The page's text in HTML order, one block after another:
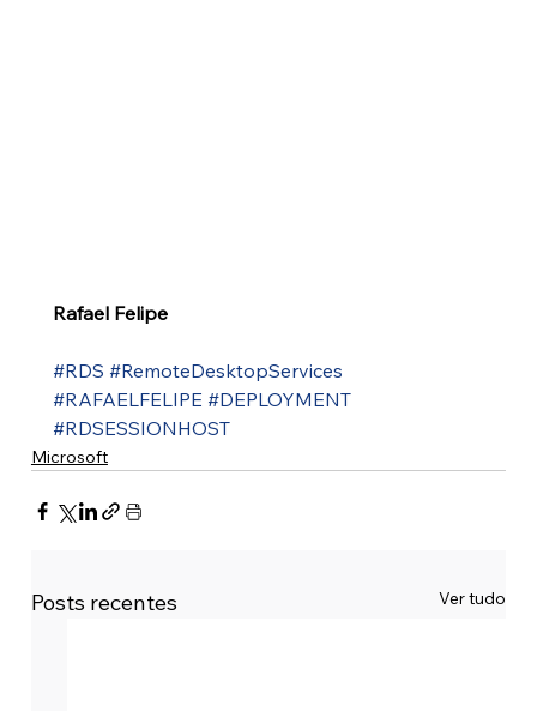
Rafael Felipe
#RDS #RemoteDesktopServices
#RAFAELFELIPE #DEPLOYMENT
#RDSESSIONHOST
Microsoft
Posts recentes Ver tudo